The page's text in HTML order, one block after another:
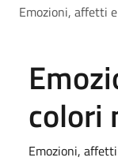
Emozioni, affetti
colori
Emozioni,